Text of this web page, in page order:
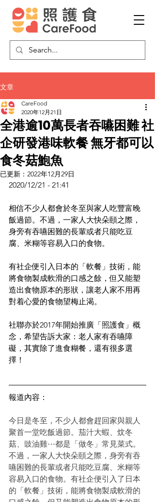
文章
全港逾10萬長者吞嚥困難 社
企研發港味軟餐 無牙都可以
食冬菇鮑魚
CareFood
2020年12月21日
已更新： 2022年12月29日
2020/12/21 - 21:41
相信不少人都會於冬至與家人吃豐富晚
飯過節。不過，一家人大快朵頤之際，
身旁有吞嚥困難的長輩或者只能吃豆
腐、米糊等容易入口的食物。
有社企便引入日本的「軟餐」技術，能
將食物製成軟滑的口感之餘，但又能塑
造出食物原本的形狀，讓老人家不用再
對着心愛的食物望梅止渴。
社聯亦於2017年開始推廣「照護食」概
念，希望告訴大家：老人家有吞嚥障
礙，其實除了進食糊餐，還有很多選
擇！
報道內容：
今日是冬至，不少人都會趕回家與親人
聚首一堂吃飯過節。茄汁大蝦、炆冬
菇、豉油雞⋯都是「做冬」常見菜式。
不過，一家人大快朵頤之際，身旁有吞
嚥困難的長輩或者只能吃豆腐、米糊等
容易入口的食物。有社企便引入了日本
的「軟餐」技術，能將食物製成軟滑的